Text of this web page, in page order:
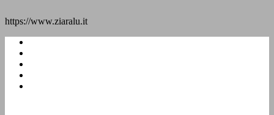
https://www.ziaralu.it